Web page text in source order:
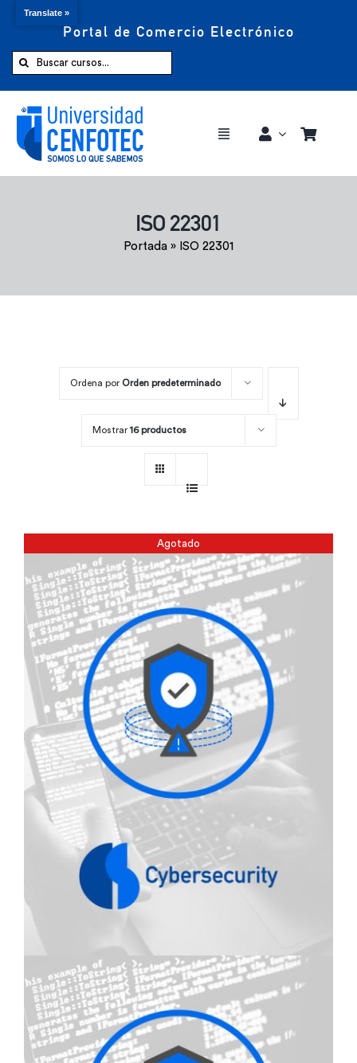
Portal de Comercio Electrónico
Buscar:
Toggle
Comprar ahora
ISO 22301
Portada » ISO 22301
Ordena por Orden predeterminado
Mostrar 16 productos
Agotado
Translate »